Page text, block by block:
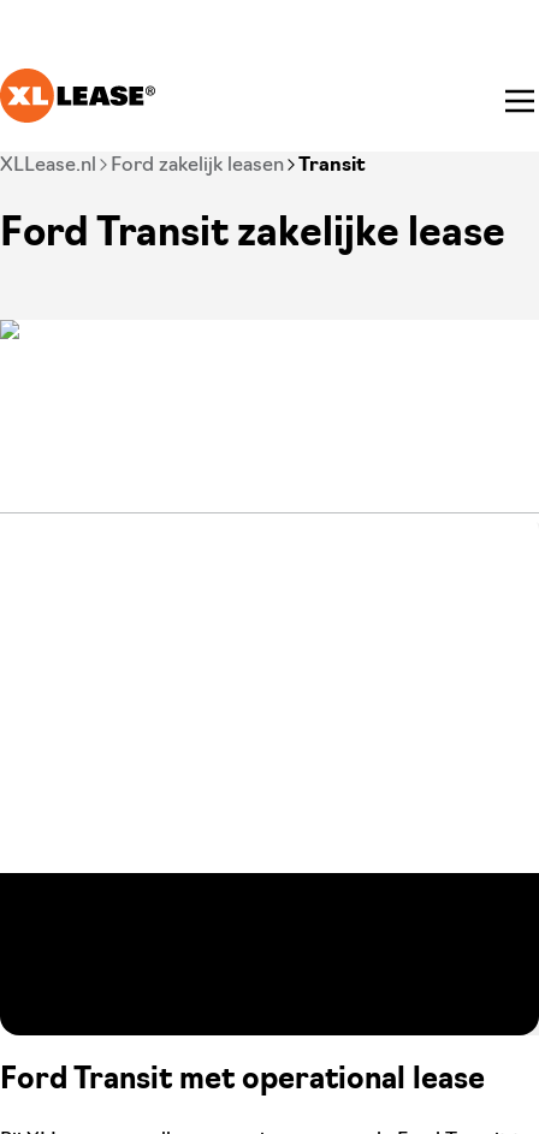
Je bent nu voorbij het hoofdmenu
XLLease.nl Ford zakelijk leasen Transit
Ford Transit zakelijke lease
Ford Transit met operational lease